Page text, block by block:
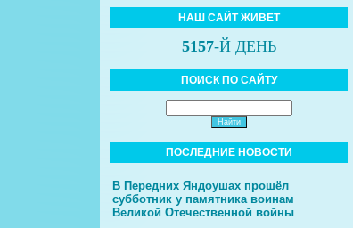
НАШ САЙТ ЖИВЁТ
5157-Й ДЕНЬ
ПОИСК ПО САЙТУ
ПОСЛЕДНИЕ НОВОСТИ
В Передних Яндоушах прошёл
субботник у памятника воинам
Великой Отечественной войны